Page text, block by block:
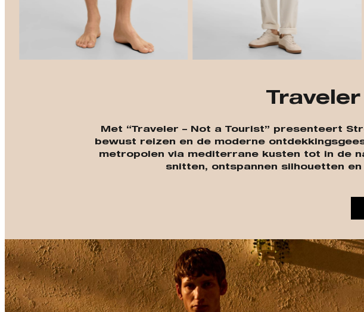
Met “Traveler – Not a Tourist” presenteert
bewust reizen en de moderne
metropolen via mediterrane kusten tot in de
snitten, ontspannen silhouetten